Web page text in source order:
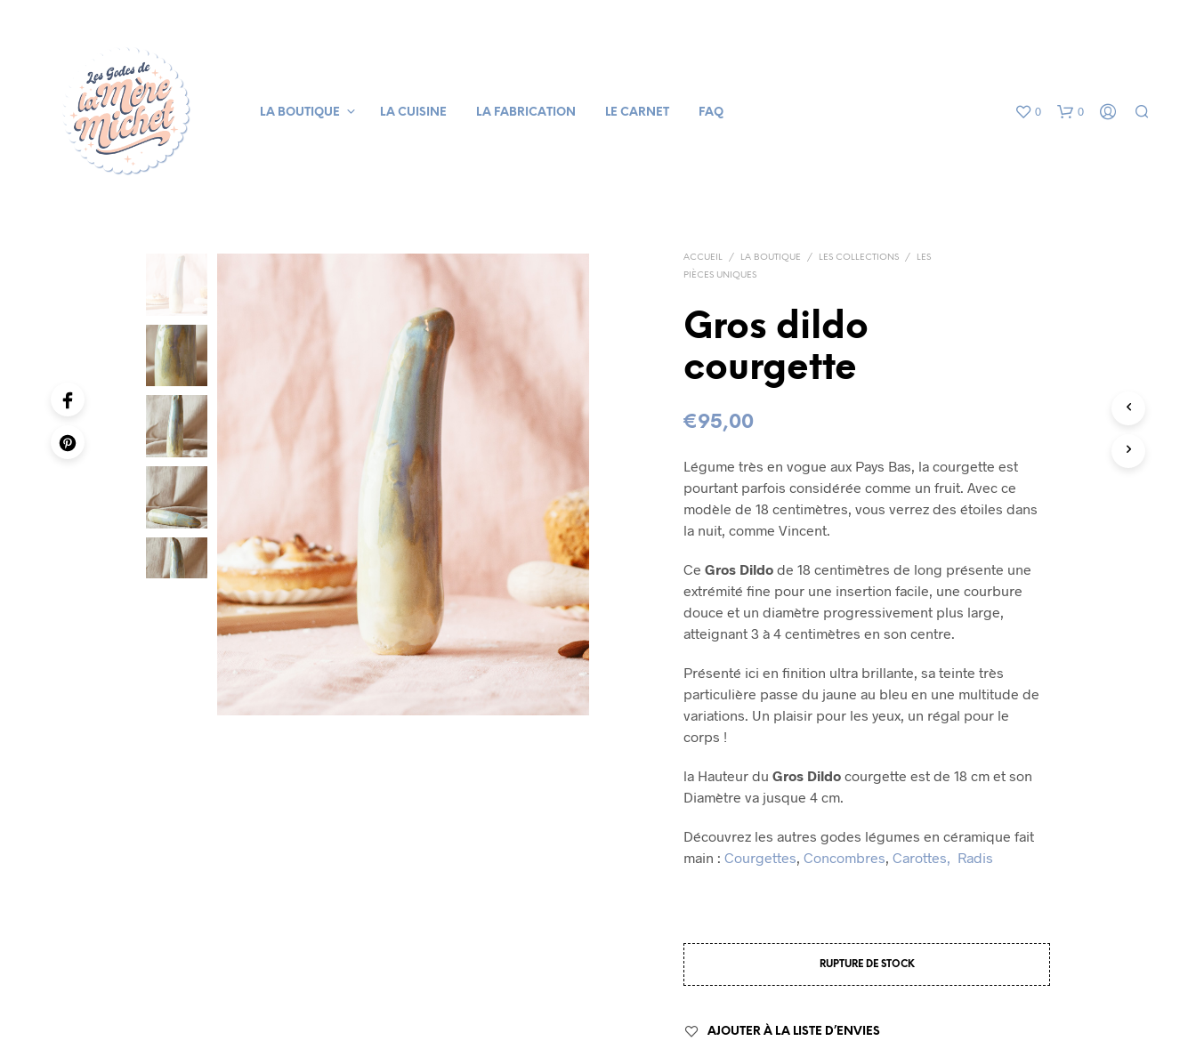
LA BOUTIQUE LA CUISINE LA FABRICATION LE CARNET FAQ 0 0
ACCUEIL / LA BOUTIQUE / LES COLLECTIONS /
LES
PIÈCES UNIQUES
Gros dildo
courgette
€95,00
Légume très en vogue aux Pays Bas, la courgette est
pourtant parfois considérée comme un fruit. Avec ce
modèle de 18 centimètres, vous verrez des étoiles dans
la nuit, comme Vincent.
CeGros Dildode 18 centimètres de long présente une
extrémité fine pour une insertion facile, une courbure
douce et un diamètre progressivement plus large,
atteignant 3 à 4 centimètres en son centre.
Présenté ici en finition ultra brillante, sa teinte très
particulière passe du jaune au bleu en une multitude de
variations. Un plaisir pour les yeux, un régal pour le
corps !
la Hauteur du Gros Dildocourgette est de 18 cm et son
Diamètre va jusque 4 cm.
Découvrez les autres godes légumes en céramique fait
main :Courgettes,Concombres,Carottes, Radis
RUPTURE DE STOCK
AJOUTER À LA LISTE D’ENVIES